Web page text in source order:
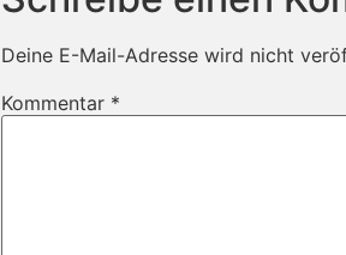
Deine E-Mail-Adresse wird nicht
Kommentar *